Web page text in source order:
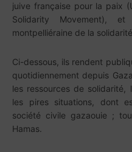
juive française pour la paix
Solidarity Movement), et
montpelliéraine de la
Ci-dessous, ils rendent
quotidiennement depuis
les ressources de solidarité,
les pires situations, dont
société civile gazaouie ;
Hamas.